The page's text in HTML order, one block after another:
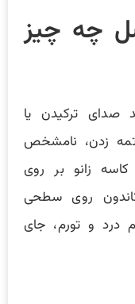
چه چیز
صدای ترکیدن یا
زدن، نامشخص
زانو بر روی
روی سطحی
درد و تورم، جای